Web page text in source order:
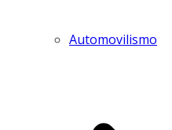
Automovilismo